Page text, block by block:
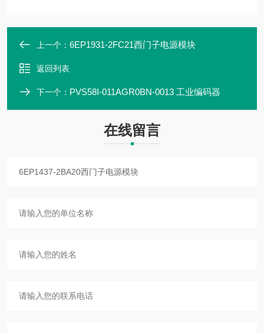
上一个： 6EP1931-2FC21西门子电源模块
返回列表
下一个： PVS58I-011AGR0BN-0013 工业编码器
在线留言